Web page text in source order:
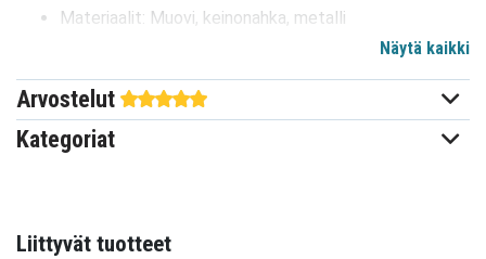
Materiaalit: Muovi, keinonahka, metalli
Yhteensopiva: Samsung Galaxy A52 4G; A52 5G; A52s
Tuotenro 660175457C
Näytä kaikki
Arvostelut
Kategoriat
Liittyvät tuotteet